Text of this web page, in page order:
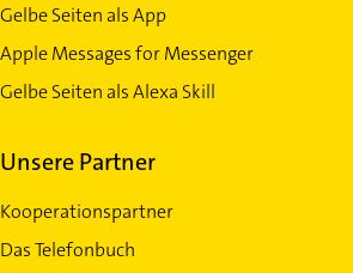
Gelbe Seiten als App
Apple Messages for Messenger
Gelbe Seiten als Alexa Skill
Unsere Partner
Kooperationspartner
Das Telefonbuch